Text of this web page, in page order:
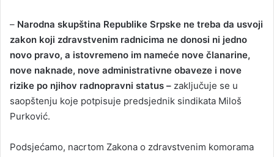
– Narodna skupština Republike Srpske ne treba da usvoji
zakon koji zdravstvenim radnicima ne donosi ni jedno
novo pravo, a istovremeno im nameće nove članarine,
nove naknade, nove administrativne obaveze i nove
rizike po njihov radnopravni status – zaključuje se u
saopštenju koje potpisuje predsjednik sindikata Miloš
Purković.
Podsjećamo, nacrtom Zakona o zdravstvenim komorama